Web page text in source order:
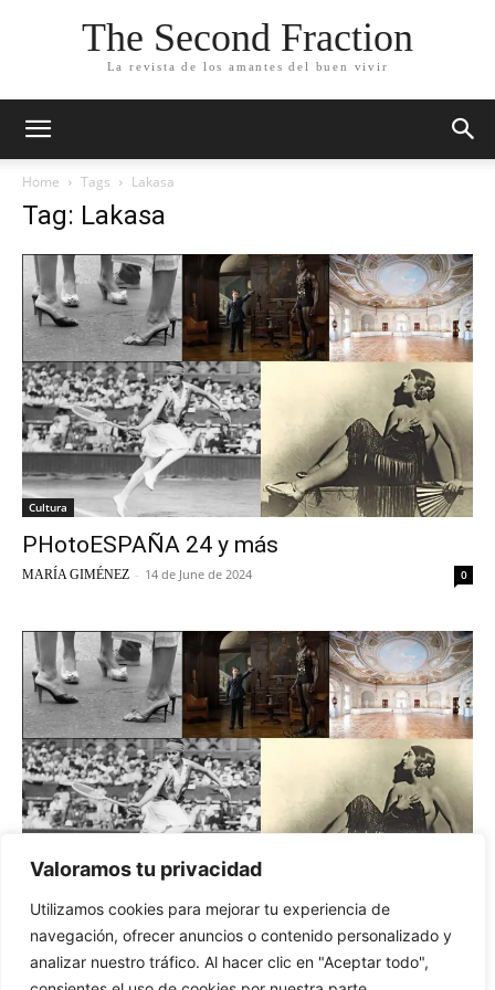
Valoramos tu privacidad
Utilizamos cookies para mejorar tu experiencia de
navegación, ofrecer anuncios o contenido personalizado y
analizar nuestro tráfico. Al hacer clic en "Aceptar todo",
The Second Fraction
La revista de los amantes del buen vivir
Home Tags Lakasa
Tag: Lakasa
Cultura
PHotoESPAÑA 24 y más
MARÍA GIMÉNEZ - 14 de June de 2024 0
PHotoESPAÑA 24 y más